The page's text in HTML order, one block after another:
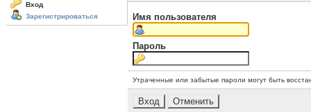
Вход
Зарегистрироваться
Имя пользователя
Пароль
Утраченные или забытые пароли могут быть